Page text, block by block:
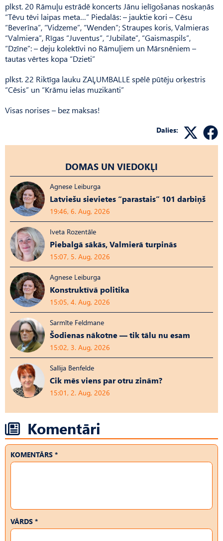
plkst. 20 Rāmuļu estrādē koncerts Jānu ielīgošanas noskaņās
“Tēvu tēvi laipas meta…” Piedalās: – jauktie kori – Cēsu
“Beverīna”, “Vidzeme”, “Wenden”; Straupes koris, Valmieras
“Valmiera”, Rīgas “Juventus”, “Jubilate”, “Gaismaspils”,
“Dzīne”: – deju kolektīvi no Rāmuļiem un Mārsnēniem –
tautas vērtes kopa “Dzieti”
plkst. 22 Riktīga lauku ZAĻUMBALLE spēlē pūtēju orķestris
“Cēsis” un “Krāmu ielas muzikanti”
Visas norises – bez maksas!
Dalies:
DOMAS UN VIEDOKĻI
Agnese Leiburga
Latviešu sievietes “parastais” 101 darbiņš
19:46, 6. Aug, 2026
Iveta Rozentāle
Piebalgā sākās, Valmierā turpinās
15:07, 5. Aug, 2026
Agnese Leiburga
Konstruktīvā politika
15:05, 4. Aug, 2026
Sarmīte Feldmane
Šodienas nākotne — tik tālu nu esam
15:02, 3. Aug, 2026
Sallija Benfelde
Cik mēs viens par otru zinām?
15:01, 2. Aug, 2026
Komentāri
KOMENTĀRS *
VĀRDS *